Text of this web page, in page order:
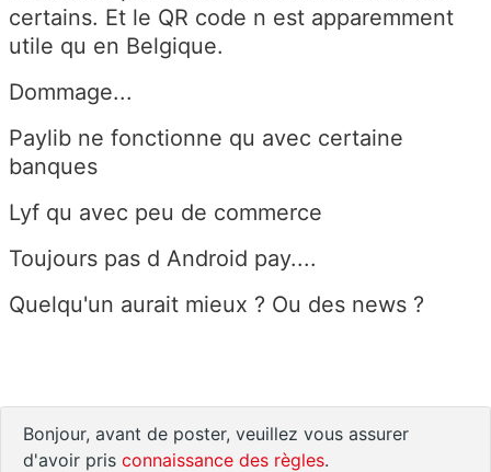
certains. Et le QR code n est apparemment
utile qu en Belgique.
Dommage...
Paylib ne fonctionne qu avec certaine
banques
Lyf qu avec peu de commerce
Toujours pas d Android pay....
Quelqu'un aurait mieux ? Ou des news ?
Bonjour, avant de poster, veuillez vous assurer
d'avoir pris connaissance des règles.